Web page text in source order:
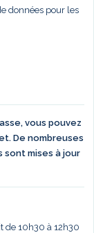
données pour les
vous pouvez
De nombreuses
mises à jour
de 10h30 à 12h30